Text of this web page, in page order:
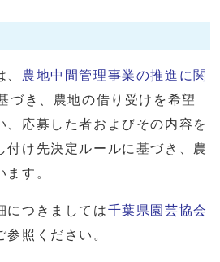
農地中間管理事業の推進に関
づき、農地の借り受けを希望
、応募した者およびその内容を
付け先決定ルールに基づき、農
ます。
つきましては千葉県園芸協会
参照ください。